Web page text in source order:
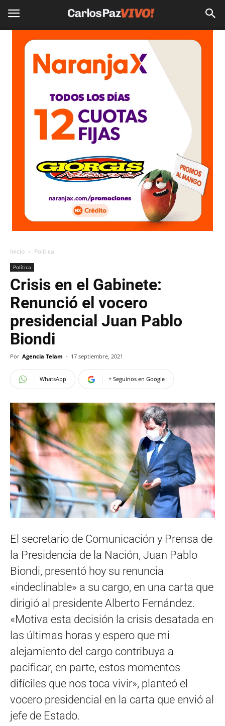
Inicio Política
Política
Crisis en el Gabinete:
Renunció el vocero
presidencial Juan Pablo
Biondi
Por Agencia Telam - 17 septiembre, 2021
WhatsApp + Seguinos en Google
El secretario de Comunicación y Prensa de
la Presidencia de la Nación, Juan Pablo
Biondi, presentó hoy su renuncia
«indeclinable» a su cargo, en una carta que
dirigió al presidente Alberto Fernández.
«Motiva esta decisión la crisis desatada en
las últimas horas y espero que mi
alejamiento del cargo contribuya a
pacificar, en parte, estos momentos
difíciles que nos toca vivir», planteó el
vocero presidencial en la carta que envió al
jefe de Estado.